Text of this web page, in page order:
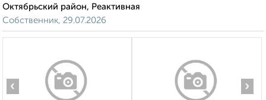
Октябрьский район, Реактивная
Собственник, 29.07.2026
‹ ›